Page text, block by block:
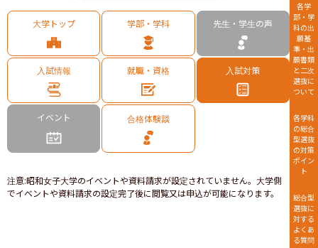
大学トップ 学部・学科 先生・学生の声
入試情報 就職・資格 入試対策
イベント 合格体験談
注意:昭和女子大学のイベントや資料請求が設定されていません。大学側
でイベントや資料請求の設定完了後に閲覧又は申込が可能になります。
各学
部・学
科の出
願基
準・出
願書類
と二次
選抜に
ついて
各学科
の総合
型選抜
の対策
ポイン
ト
総合型
選抜に
対する
よくあ
る質問